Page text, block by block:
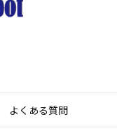
よくある質問